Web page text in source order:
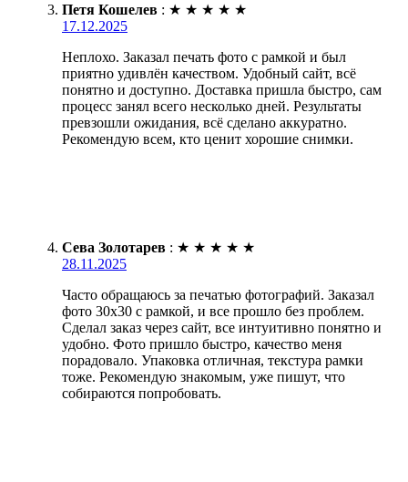
Петя Кошелев : ★ ★ ★ ★ ★
17.12.2025
Неплохо. Заказал печать фото с рамкой и был
приятно удивлён качеством. Удобный сайт, всё
понятно и доступно. Доставка пришла быстро, сам
процесс занял всего несколько дней. Результаты
превзошли ожидания, всё сделано аккуратно.
Рекомендую всем, кто ценит хорошие снимки.
Сева Золотарев : ★ ★ ★ ★ ★
28.11.2025
Часто обращаюсь за печатью фотографий. Заказал
фото 30х30 с рамкой, и все прошло без проблем.
Сделал заказ через сайт, все интуитивно понятно и
удобно. Фото пришло быстро, качество меня
порадовало. Упаковка отличная, текстура рамки
тоже. Рекомендую знакомым, уже пишут, что
собираются попробовать.